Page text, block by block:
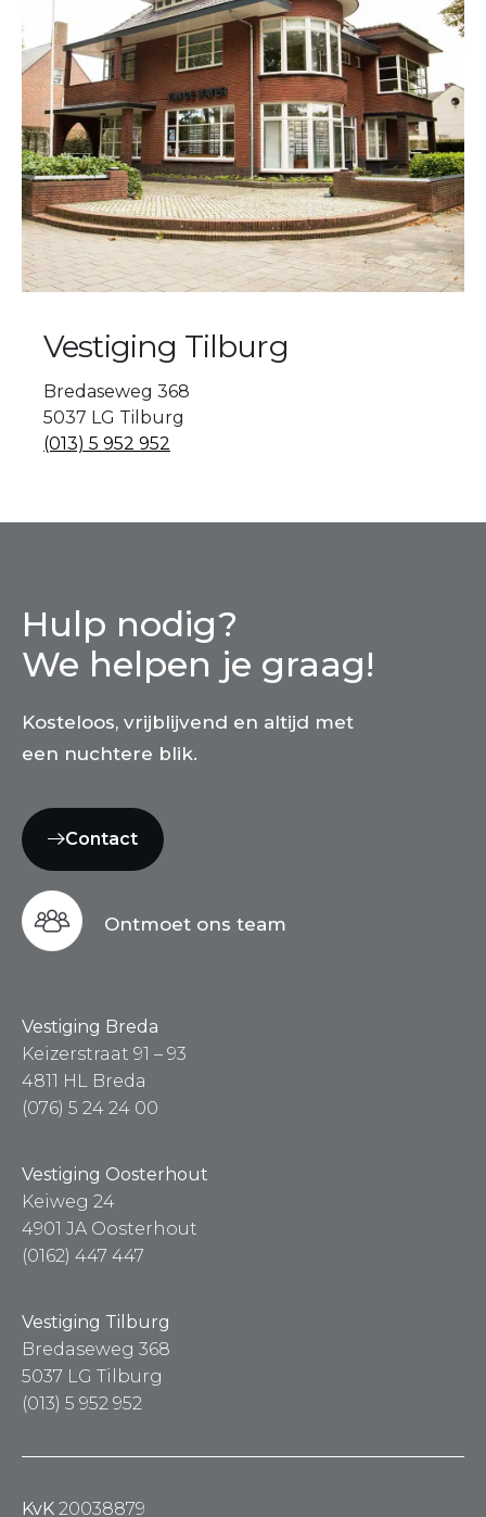
Vestiging Tilburg
Bredaseweg 368
5037 LG Tilburg
(013) 5 952 952
Hulp nodig?
We helpen je graag!
Kosteloos, vrijblijvend en altijd met
een nuchtere blik.
Contact
Ontmoet ons team
Vestiging Breda
Keizerstraat 91 – 93
4811 HL Breda
(076) 5 24 24 00
Vestiging Oosterhout
Keiweg 24
4901 JA Oosterhout
(0162) 447 447
Vestiging Tilburg
Bredaseweg 368
5037 LG Tilburg
(013) 5 952 952
KvK 20038879